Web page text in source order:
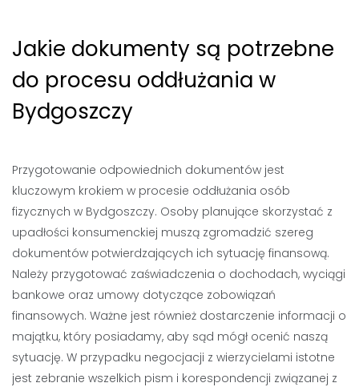
Jakie dokumenty są potrzebne
do procesu oddłużania w
Bydgoszczy
Przygotowanie odpowiednich dokumentów jest
kluczowym krokiem w procesie oddłużania osób
fizycznych w Bydgoszczy. Osoby planujące skorzystać z
upadłości konsumenckiej muszą zgromadzić szereg
dokumentów potwierdzających ich sytuację finansową.
Należy przygotować zaświadczenia o dochodach, wyciągi
bankowe oraz umowy dotyczące zobowiązań
finansowych. Ważne jest również dostarczenie informacji o
majątku, który posiadamy, aby sąd mógł ocenić naszą
sytuację. W przypadku negocjacji z wierzycielami istotne
jest zebranie wszelkich pism i korespondencji związanej z